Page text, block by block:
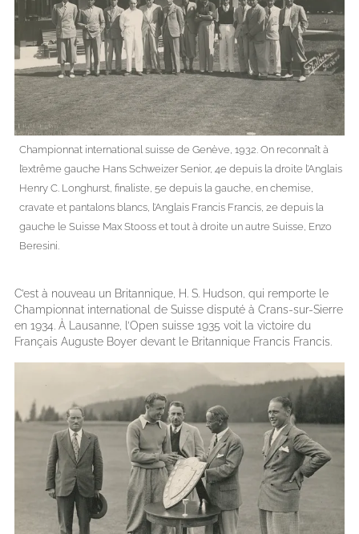
Championnat international suisse de Genève, 1932. On reconnaît à
l’extrême gauche Hans Schweizer Senior, 4e depuis la droite l’Anglais
Henry C. Longhurst, finaliste, 5e depuis la gauche, en chemise,
cravate et pantalons blancs, l’Anglais Francis Francis, 2e depuis la
gauche le Suisse Max Stooss et tout à droite un autre Suisse, Enzo
Beresini.
C’est à nouveau un Britannique, H. S. Hudson, qui remporte le
Championnat international de Suisse disputé à Crans-sur-Sierre
en 1934. À Lausanne, l’Open suisse 1935 voit la victoire du
Français Auguste Boyer devant le Britannique Francis Francis.